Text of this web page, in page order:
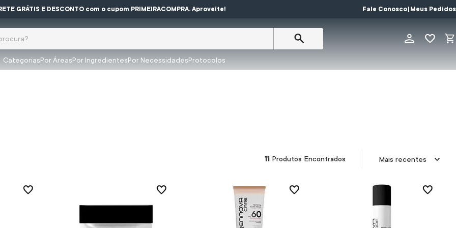
GRÁTIS E DESCONTO com o cupom PRIMEIRACOMPRA. Aproveite! Fale Conosco| Meus Pedidos
CategoriasPor ÁreasPor IngredientesPor NecessidadesProtocolos
11 Produtos Encontrados Mais recentes